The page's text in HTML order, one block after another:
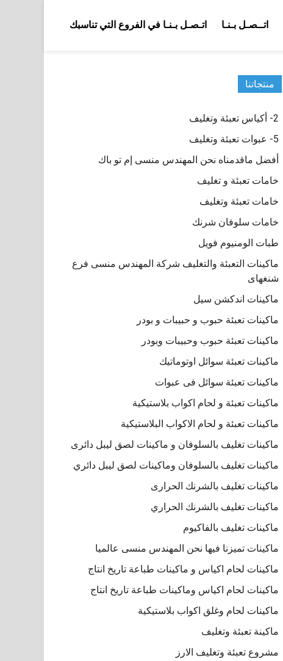
اتــصـل بـنـا اتـصـل بـنـا في الفروع التي تناسبك
منتجاتنا
2- أكياس تعبئة وتغليف
5- عبوات تعبئة وتغليف
أفضل ماقدمناه نحن المهندس منسى إم تو باك
خامات تعبئة و تغليف
خامات تعبئة وتغليف
خامات سلوفان شرنك
طبات الومنيوم فويل
ماكينات التعبئة والتغليف شركة المهندس منسى فرع
شنغهاى
ماكينات اندكشن سيل
ماكينات تعبئة حبوب و حبيبات و بودر
ماكينات تعبئة حبوب وحبيبات وبودر
ماكينات تعبئة سوائل اوتوماتيك
ماكينات تعبئة سوائل فى عبوات
ماكينات تعبئة و لحام اكواب بلاستيكية
ماكينات تعبئة و لحام الاكواب البلاستيكية
ماكينات تغليف بالسلوفان و ماكينات لصق ليبل دائرى
ماكينات تغليف بالسلوفان وماكينات لصق ليبل دائري
ماكينات تغليف بالشرنك الحرارى
ماكينات تغليف بالشرنك الحراري
ماكينات تغليف بالفاكيوم
ماكينات تميزنا فيها نحن المهندس منسى عالميا
ماكينات لحام اكياس و ماكينات طباعة تاريخ انتاج
ماكينات لحام اكياس وماكينات طباعة تاريخ انتاج
ماكينات لحام وغلق اكواب بلاستيكية
ماكينة تعبئة وتغليف
مشروع تعبئة وتغليف الارز